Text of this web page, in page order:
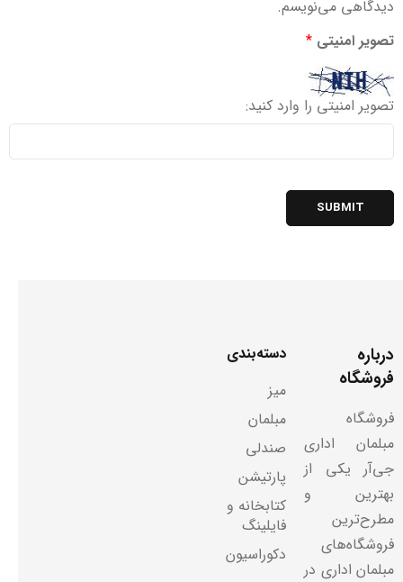
دیدگاهی می‌نویسم.
تصویر امنیتی *
تصویر امنیتی را وارد کنید:
درباره
فروشگاه
فروشگاه
مبلمان اداری
جی‌آر یکی از
بهترین و
مطرح‌ترین
فروشگاه‌های
مبلمان اداری در
دسته‌بندی
میز
مبلمان
صندلی
پارتیشن
کتابخانه و
فایلینگ
دکوراسیون